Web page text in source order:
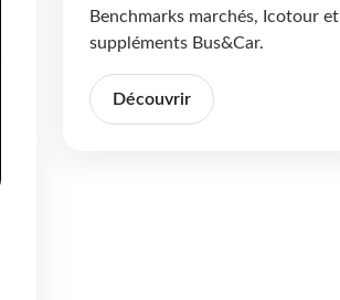
Benchmarks marchés, Icotour et
suppléments Bus&Car.
Découvrir